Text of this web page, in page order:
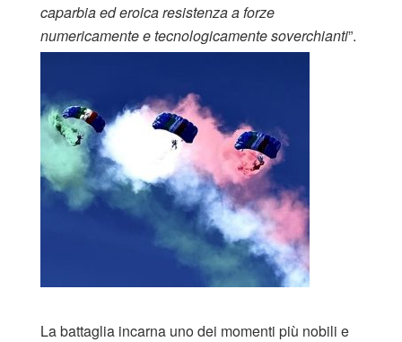
caparbia ed eroica resistenza a forze
numericamente e tecnologicamente soverchianti”.
La battaglia incarna uno dei momenti più nobili e